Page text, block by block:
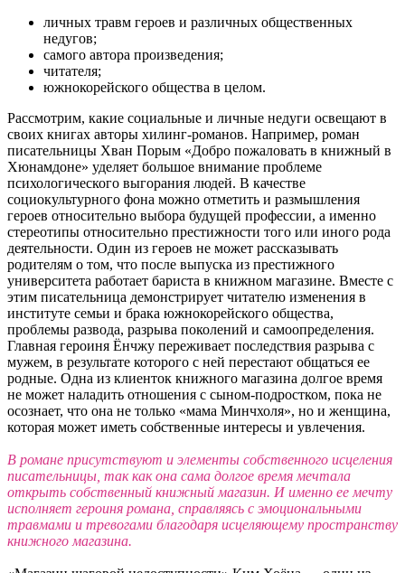
личных травм героев и различных общественных
недугов;
самого автора произведения;
читателя;
южнокорейского общества в целом.
Рассмотрим, какие социальные и личные недуги освещают в
своих книгах авторы хилинг-романов. Например, роман
писательницы Хван Порым «Добро пожаловать в книжный в
Хюнамдоне» уделяет большое внимание проблеме
психологического выгорания людей. В качестве
социокультурного фона можно отметить и размышления
героев относительно выбора будущей профессии, а именно
стереотипы относительно престижности того или иного рода
деятельности. Один из героев не может рассказывать
родителям о том, что после выпуска из престижного
университета работает бариста в книжном магазине. Вместе с
этим писательница демонстрирует читателю изменения в
институте семьи и брака южнокорейского общества,
проблемы развода, разрыва поколений и самоопределения.
Главная героиня Ёнчжу переживает последствия разрыва с
мужем, в результате которого с ней перестают общаться ее
родные. Одна из клиенток книжного магазина долгое время
не может наладить отношения с сыном-подростком, пока не
осознает, что она не только «мама Минчхоля», но и женщина,
которая может иметь собственные интересы и увлечения.
В романе присутствуют и элементы собственного исцеления
писательницы, так как она сама долгое время мечтала
открыть собственный книжный магазин. И именно ее мечту
исполняет героиня романа, справляясь с эмоциональными
травмами и тревогами благодаря исцеляющему пространству
книжного магазина.